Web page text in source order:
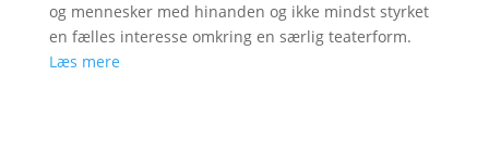
og mennesker med hinanden og ikke mindst styrket
en fælles interesse omkring en særlig teaterform.
Læs mere